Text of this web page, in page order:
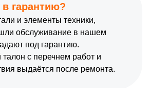
гарантию?
и элементы техники,
обслуживание в нашем
под гарантию.
с перечнем работ и
выдаётся после ремонта.